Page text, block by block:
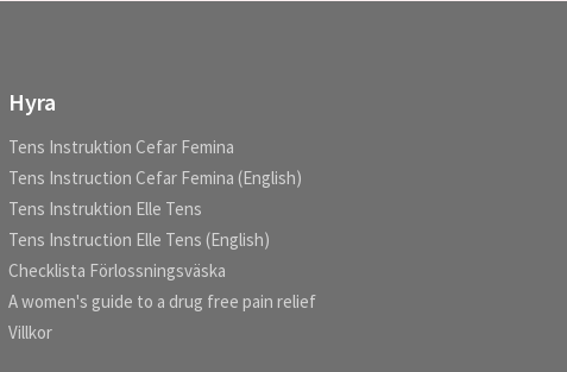
Hyra
Tens Instruktion Cefar Femina
Tens Instruction Cefar Femina (English)
Tens Instruktion Elle Tens
Tens Instruction Elle Tens (English)
Checklista Förlossningsväska
A women's guide to a drug free pain relief
Villkor